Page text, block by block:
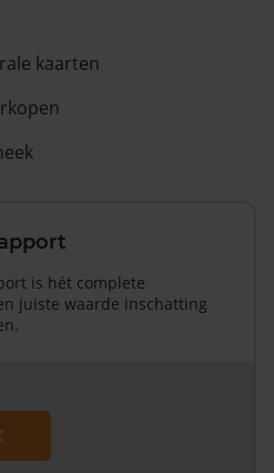
kaarten
is hét complete
juiste waarde inschatting